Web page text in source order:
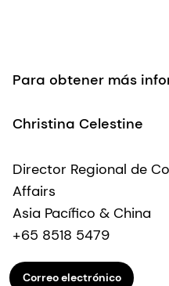
Para obtener más
Christina Celestine
Director Regional de
Affairs
Asia Pacífico & China
+65 8518 5479
Correo electrónico